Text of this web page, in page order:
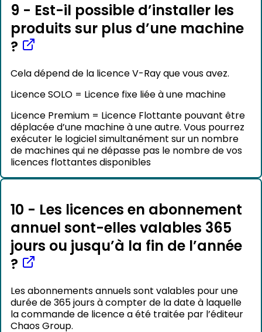
9 - Est-il possible d’installer les
produits sur plus d’une machine
?
Cela dépend de la licence V-Ray que vous avez.
Licence SOLO = Licence fixe liée à une machine
Licence Premium = Licence Flottante pouvant être
déplacée d’une machine à une autre. Vous pourrez
exécuter le logiciel simultanément sur un nombre
de machines qui ne dépasse pas le nombre de vos
licences flottantes disponibles
10 - Les licences en abonnement
annuel sont-elles valables 365
jours ou jusqu’à la fin de l’année
?
Les abonnements annuels sont valables pour une
durée de 365 jours à compter de la date à laquelle
la commande de licence a été traitée par l’éditeur
Chaos Group.